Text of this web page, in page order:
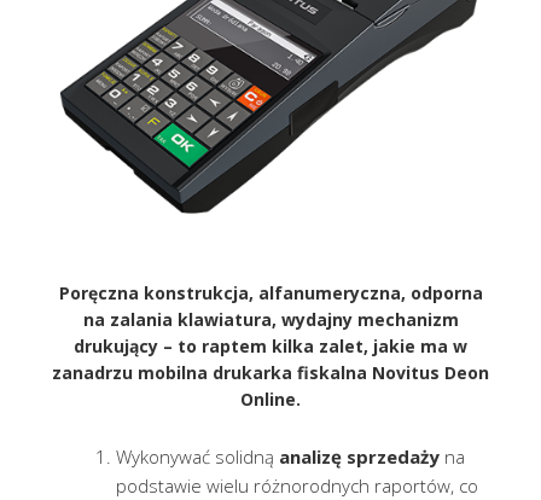
Poręczna konstrukcja, alfanumeryczna, odporna
na zalania klawiatura, wydajny mechanizm
drukujący – to raptem kilka zalet, jakie ma w
zanadrzu mobilna drukarka fiskalna Novitus Deon
Online.
Wykonywać solidną analizę sprzedaży na
podstawie wielu różnorodnych raportów, co